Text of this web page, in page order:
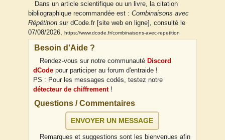
Dans un article scientifique ou un livre, la citation
bibliographique recommandée est : Combinaisons avec
Répétition sur dCode.fr [site web en ligne], consulté le
07/08/2026, https://www.dcode.fr/combinaisons-avec-repetition
Besoin d'Aide ?
Rendez-vous sur notre communauté Discord
dCode pour participer au forum d'entraide !
PS : Pour les messages codés, testez notre
détecteur de chiffrement!
Questions / Commentaires
ENVOYER UN MESSAGE
Remarques et suggestions sont les bienvenues afin